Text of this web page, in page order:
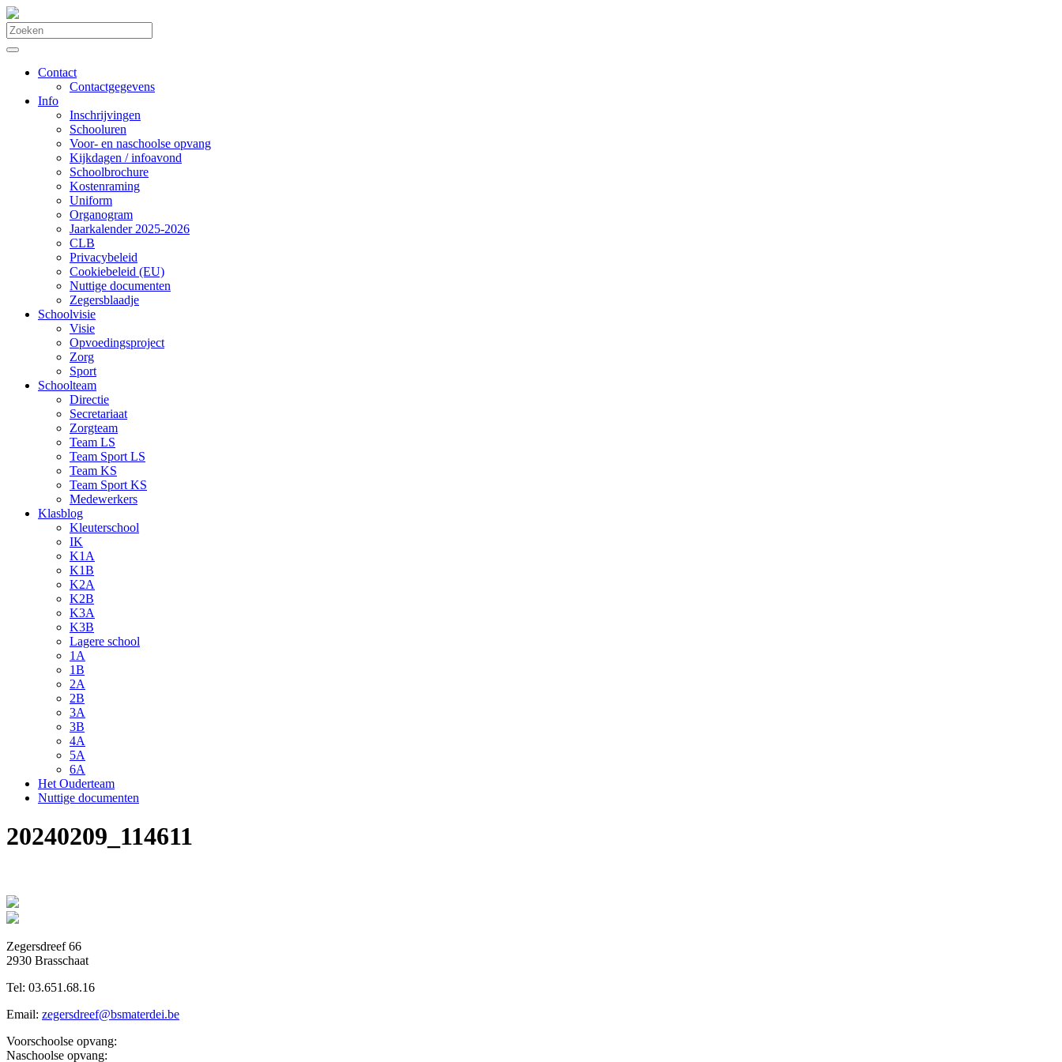
Contact
Contactgegevens
Info
Inschrijvingen
Schooluren
Voor- en naschoolse opvang
Kijkdagen / infoavond
Schoolbrochure
Kostenraming
Uniform
Organogram
Jaarkalender 2025-2026
CLB
Privacybeleid
Cookiebeleid (EU)
Nuttige documenten
Zegersblaadje
Schoolvisie
Visie
Opvoedingsproject
Zorg
Sport
Schoolteam
Directie
Secretariaat
Zorgteam
Team LS
Team Sport LS
Team KS
Team Sport KS
Medewerkers
Klasblog
Kleuterschool
IK
K1A
K1B
K2A
K2B
K3A
K3B
Lagere school
1A
1B
2A
2B
3A
3B
4A
5A
6A
Het Ouderteam
Nuttige documenten
20240209_114611
Zegersdreef 66
2930 Brasschaat
Tel: 03.651.68.16
Email: zegersdreef@bsmaterdei.be
Voorschoolse opvang:
Naschoolse opvang: